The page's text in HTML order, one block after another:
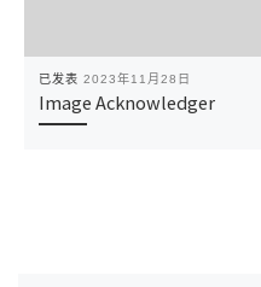
已发表 2023年11月28日
Image Acknowledger